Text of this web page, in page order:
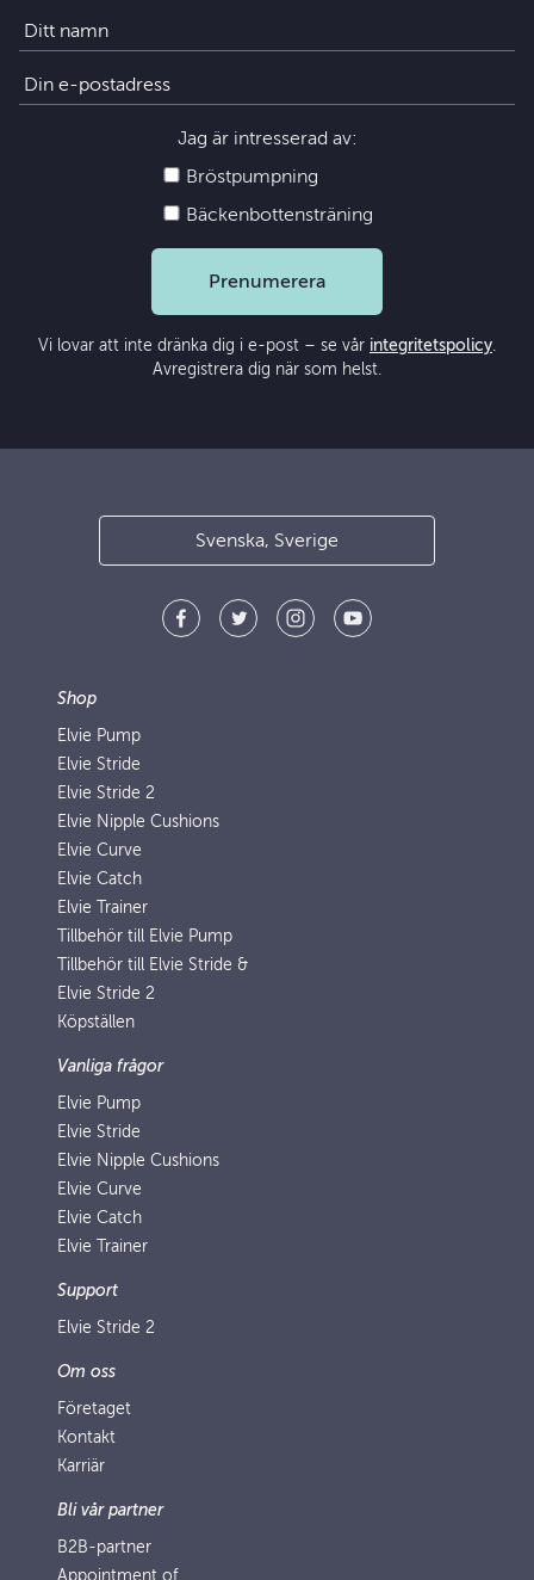
Jag är intresserad av:
Bröstpumpning
Bäckenbottensträning
Prenumerera
Vi lovar att inte dränka dig i e-post – se vår integritetspolicy.
Avregistrera dig när som helst.
Svenska, Sverige
Shop
Elvie Pump
Elvie Stride
Elvie Stride 2
Elvie Nipple Cushions
Elvie Curve
Elvie Catch
Elvie Trainer
Tillbehör till Elvie Pump
Tillbehör till Elvie Stride &
Elvie Stride 2
Köpställen
Vanliga frågor
Elvie Pump
Elvie Stride
Elvie Nipple Cushions
Elvie Curve
Elvie Catch
Elvie Trainer
Support
Elvie Stride 2
Om oss
Företaget
Kontakt
Karriär
Bli vår partner
B2B-partner
Appointment of